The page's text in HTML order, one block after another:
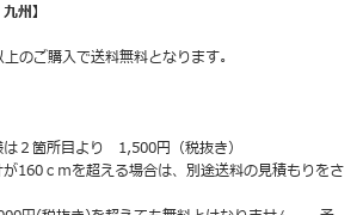
州】
のご購入で送料無料となります。
２箇所目より 1,500円（税抜き）
160ｃｍを超える場合は、別途送料の見積もりをさ